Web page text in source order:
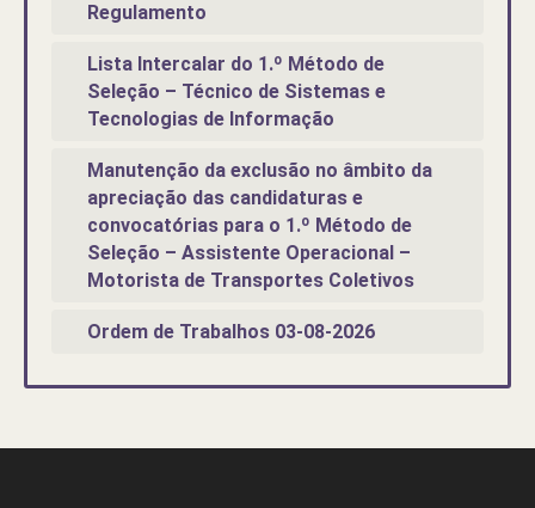
Regulamento
Lista Intercalar do 1.º Método de
Seleção – Técnico de Sistemas e
Tecnologias de Informação
Manutenção da exclusão no âmbito da
apreciação das candidaturas e
convocatórias para o 1.º Método de
Seleção – Assistente Operacional –
Motorista de Transportes Coletivos
Ordem de Trabalhos 03-08-2026